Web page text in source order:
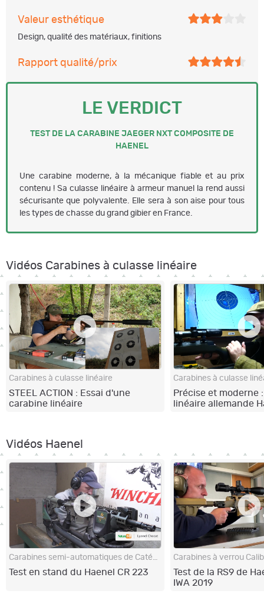
Valeur esthétique
Design, qualité des matériaux, finitions
Rapport qualité/prix
LE VERDICT
TEST DE LA CARABINE JAEGER NXT COMPOSITE DE
HAENEL
Une carabine moderne, à la mécanique fiable et au prix
contenu ! Sa culasse linéaire à armeur manuel la rend aussi
sécurisante que polyvalente. Elle sera à son aise pour tous
les types de chasse du grand gibier en France.
Vidéos Carabines à culasse linéaire
Carabines à culasse linéaire
STEEL ACTION : Essai d'une
carabine linéaire
Carabines à culasse
Précise et moderne
linéaire allemande
Vidéos Haenel
Test en stand du Haenel CR 223
Carabines à verrou
Test de la RS9 de
IWA 2019